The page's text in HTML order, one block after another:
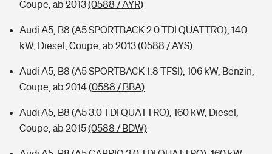
Coupe, ab 2013(0588 / AYR)
Audi A5, B8 (A5 SPORTBACK 2.0 TDI QUATTRO), 140
kW, Diesel, Coupe, ab 2013(0588 / AYS)
Audi A5, B8 (A5 SPORTBACK 1.8 TFSI), 106 kW, Benzin,
Coupe, ab 2014(0588 / BBA)
Audi A5, B8 (A5 3.0 TDI QUATTRO), 160 kW, Diesel,
Coupe, ab 2015(0588 / BDW)